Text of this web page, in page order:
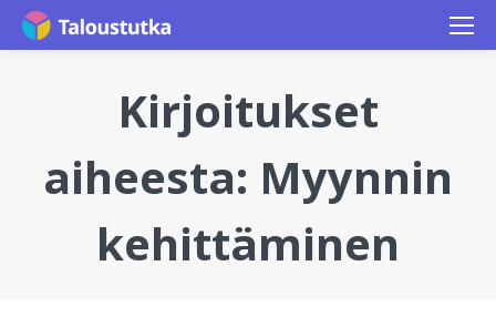
Kirjoitukset
aiheesta: Myynnin
kehittäminen